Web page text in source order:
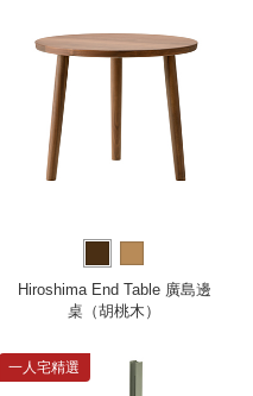
Hiroshima End Table 廣島邊
桌（胡桃木）
一人宅精選